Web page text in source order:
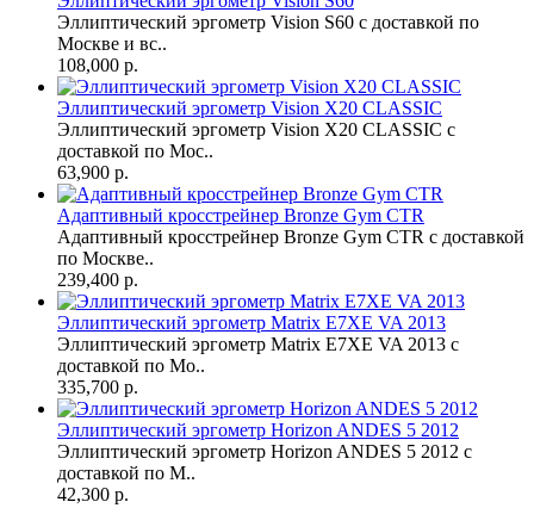
Эллиптический эргометр Vision S60 с доставкой по
Москве и вс..
108,000 р.
Эллиптический эргометр Vision X20 CLASSIC
Эллиптический эргометр Vision X20 CLASSIC с
доставкой по Мос..
63,900 р.
Адаптивный кросстрейнер Bronze Gym CTR
Адаптивный кросстрейнер Bronze Gym CTR с доставкой
по Москве..
239,400 р.
Эллиптический эргометр Matrix E7XE VA 2013
Эллиптический эргометр Matrix E7XE VA 2013 с
доставкой по Мо..
335,700 р.
Эллиптический эргометр Horizon ANDES 5 2012
Эллиптический эргометр Horizon ANDES 5 2012 с
доставкой по М..
42,300 р.